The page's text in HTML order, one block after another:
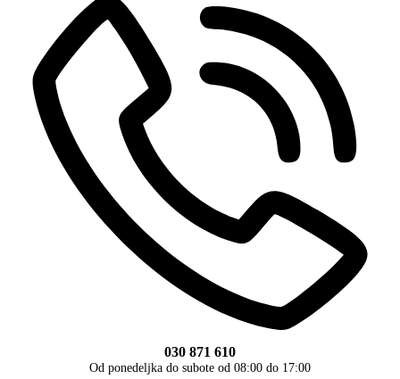
030 871 610
Od ponedeljka do subote od 08:00 do 17:00